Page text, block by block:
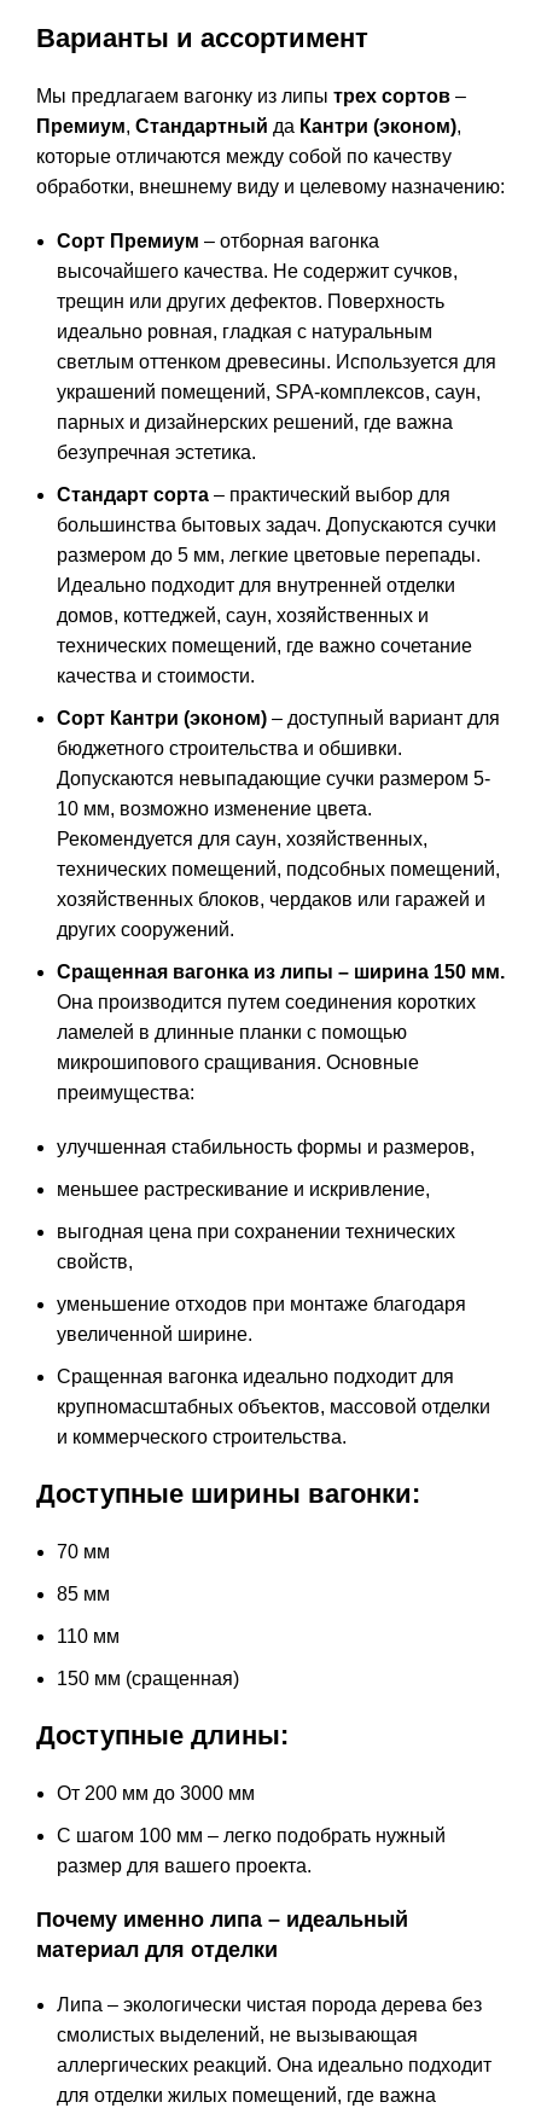
Варианты и ассортимент
Мы предлагаем вагонку из липы трех сортов –
Премиум, Стандартный да Кантри (эконом),
которые отличаются между собой по качеству
обработки, внешнему виду и целевому назначению:
Сорт Премиум – отборная вагонка
высочайшего качества. Не содержит сучков,
трещин или других дефектов. Поверхность
идеально ровная, гладкая с натуральным
светлым оттенком древесины. Используется для
украшений помещений, SPA-комплексов, саун,
парных и дизайнерских решений, где важна
безупречная эстетика.
Стандарт сорта – практический выбор для
большинства бытовых задач. Допускаются сучки
размером до 5 мм, легкие цветовые перепады.
Идеально подходит для внутренней отделки
домов, коттеджей, саун, хозяйственных и
технических помещений, где важно сочетание
качества и стоимости.
Сорт Кантри (эконом) – доступный вариант для
бюджетного строительства и обшивки.
Допускаются невыпадающие сучки размером 5-
10 мм, возможно изменение цвета.
Рекомендуется для саун, хозяйственных,
технических помещений, подсобных помещений,
хозяйственных блоков, чердаков или гаражей и
других сооружений.
Сращенная вагонка из липы – ширина 150 мм.
Она производится путем соединения коротких
ламелей в длинные планки с помощью
микрошипового сращивания. Основные
преимущества:
улучшенная стабильность формы и размеров,
меньшее растрескивание и искривление,
выгодная цена при сохранении технических
свойств,
уменьшение отходов при монтаже благодаря
увеличенной ширине.
Сращенная вагонка идеально подходит для
крупномасштабных объектов, массовой отделки
и коммерческого строительства.
Доступные ширины вагонки:
70 мм
85 мм
110 мм
150 мм (сращенная)
Доступные длины:
От 200 мм до 3000 мм
С шагом 100 мм – легко подобрать нужный
размер для вашего проекта.
Почему именно липа – идеальный
материал для отделки
Липа – экологически чистая порода дерева без
смолистых выделений, не вызывающая
аллергических реакций. Она идеально подходит
для отделки жилых помещений, где важна